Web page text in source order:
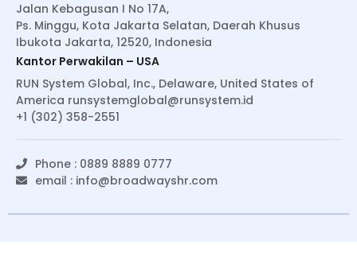
Jalan Kebagusan I No 17A,
Ps. Minggu, Kota Jakarta Selatan, Daerah Khusus
Ibukota Jakarta, 12520, Indonesia
Kantor Perwakilan – USA
RUN System Global, Inc., Delaware, United States of
America runsystemglobal@runsystem.id
+1 (302) 358-2551
Phone : 0889 8889 0777
email : info@broadwayshr.com